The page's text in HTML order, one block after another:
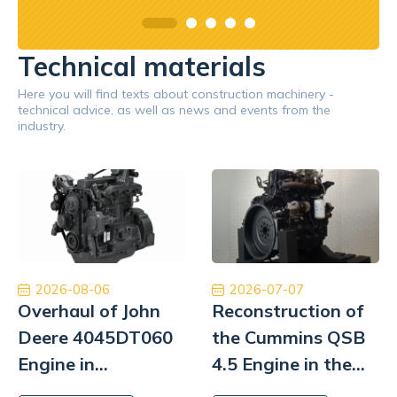
Technical materials
Here you will find texts about construction machinery -
technical advice, as well as news and events from the
industry.
2026-08-06
Overhaul of John
Deere 4045DT060
Engine in
Powerscreen
2026-07-07
Reconstruction of
the Cummins QSB
4.5 Engine in the
Hyundai R180LC-9